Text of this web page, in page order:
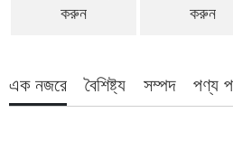
করুন
করুন
এক নজরে বৈশিষ্ট্য সম্পদ পণ্য